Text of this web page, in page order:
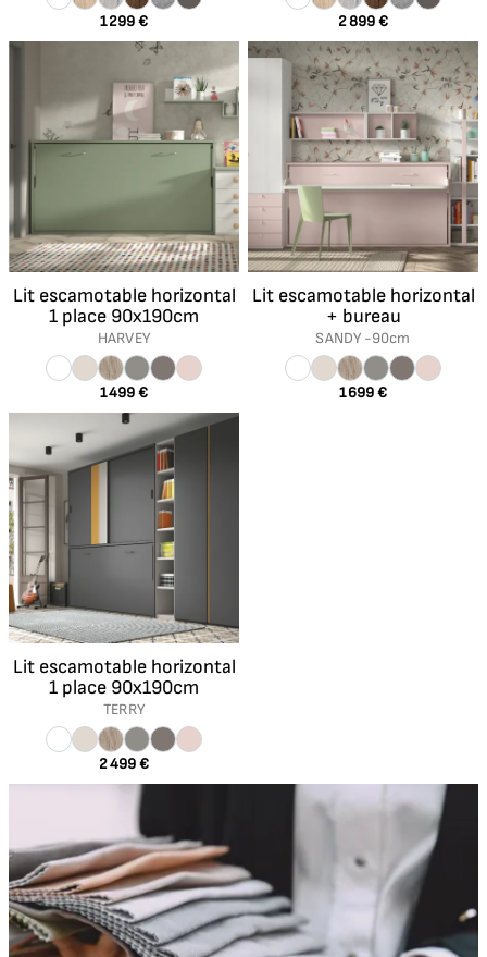
1 299 € 2 899 €
Lit escamotable horizontal
1 place 90x190cm
HARVEY
1 499 €
Lit escamotable horizontal
+ bureau
SANDY -90cm
1 699 €
Lit escamotable horizontal
1 place 90x190cm
TERRY
2 499 €